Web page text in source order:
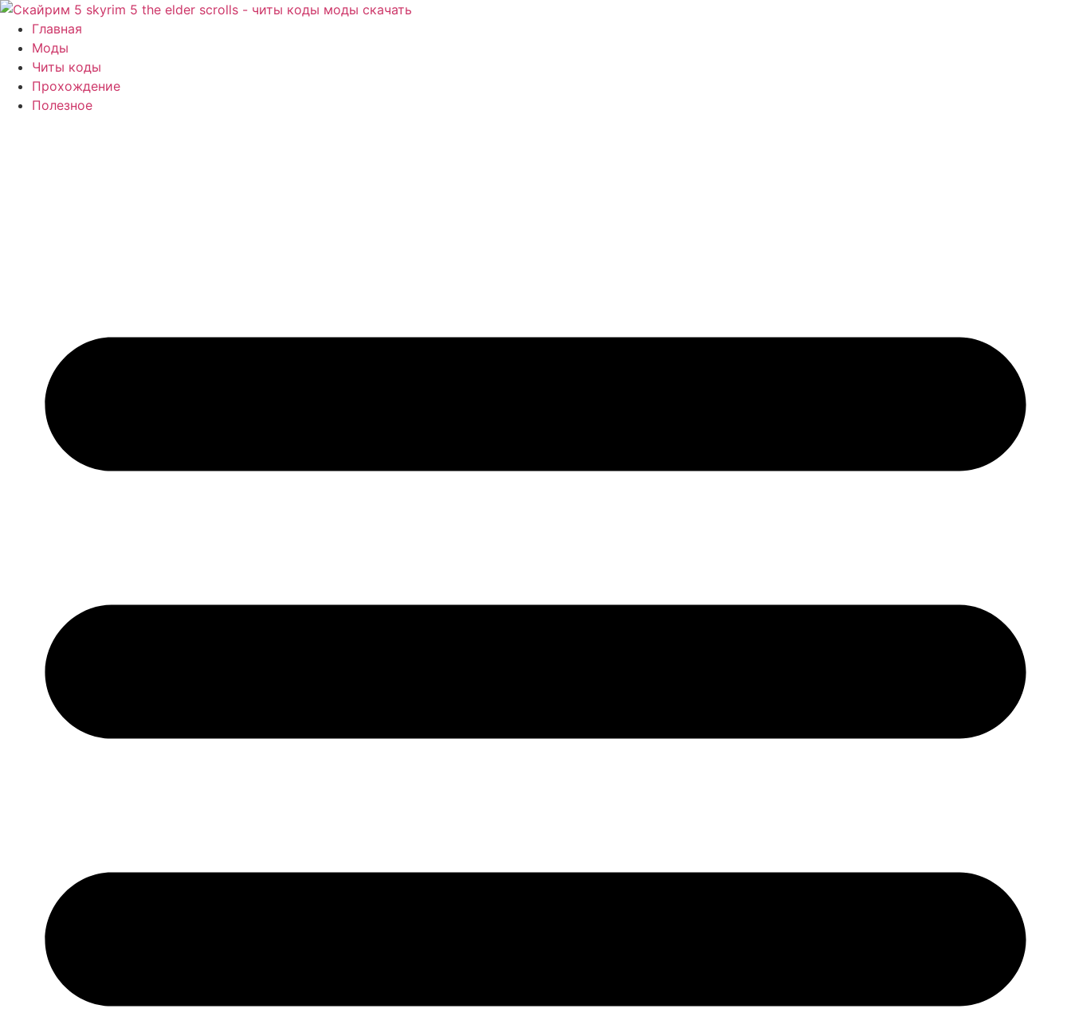
Перейти
содержимому
Главная
Моды
Читы коды
Прохождение
Полезное